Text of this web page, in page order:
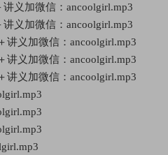
义加微信：ancoolgirl.mp3
义加微信：ancoolgirl.mp3
义加微信：ancoolgirl.mp3
义加微信：ancoolgirl.mp3
义加微信：ancoolgirl.mp3